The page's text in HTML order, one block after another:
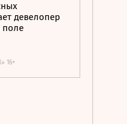
девелопер
поле
16+